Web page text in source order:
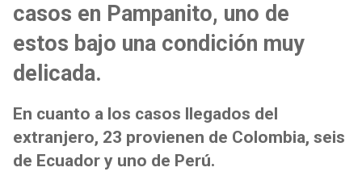
casos en Pampanito, uno de
estos bajo una condición muy
delicada.
En cuanto a los casos llegados del
extranjero, 23 provienen de Colombia, seis
de Ecuador y uno de Perú.